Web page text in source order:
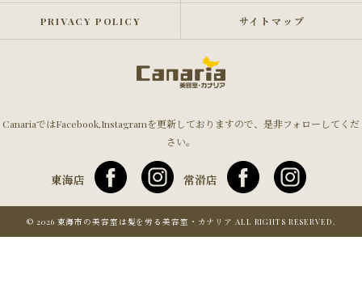
PRIVACY POLICY サイトマップ
CanariaではFacebook,Instagramを更新しておりますので、是非フォローしてくだ
さい。
東海店 常滑店
© 2026 東海市の美容室は髪を労る美容室・カナリア ALL RIGHTS RESERVED.